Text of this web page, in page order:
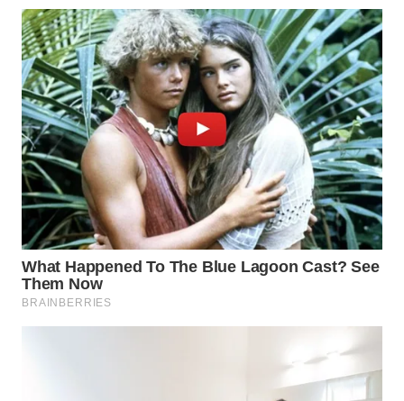
LISTRIK
WAHANA
TRAVEL
WAHANA
TV
WAHANANEWS
ID
WAHANANEWS
CO ID
WAHANANEWS